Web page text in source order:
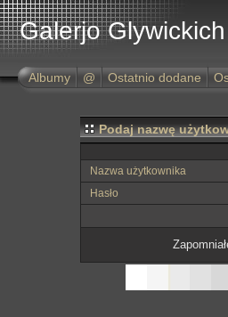
Galerjo
Albumy @ Ostatnio dodane
Podaj nazwę
Nazwa użytkownika
Hasło